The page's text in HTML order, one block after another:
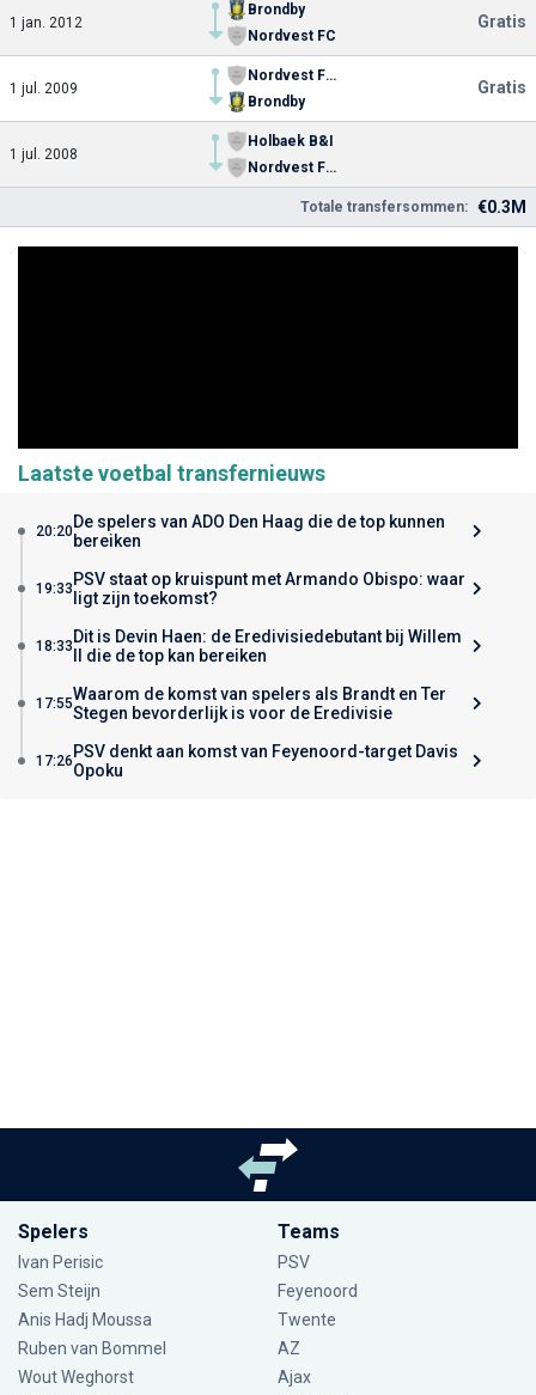
1 jan. 2012
Brondby
Nordvest FC
Gratis
1 jul. 2009
Nordvest FC U19
Brondby
Gratis
1 jul. 2008
Holbaek B&I
Nordvest FC U19
Totale transfersommen: €0.3M
Laatste voetbal transfernieuws
20:20De spelers van ADO Den Haag die de top kunnen
bereiken
19:33 PSV staat op kruispunt met Armando Obispo: waar
ligt zijn toekomst?
18:33 Dit is Devin Haen: de Eredivisiedebutant bij Willem
II die de top kan bereiken
17:55Waarom de komst van spelers als Brandt en Ter
Stegen bevorderlijk is voor de Eredivisie
17:26 PSV denkt aan komst van Feyenoord-target Davis
Opoku
Spelers
Ivan Perisic
Sem Steijn
Anis Hadj Moussa
Ruben van Bommel
Wout Weghorst
Teams
PSV
Feyenoord
Twente
AZ
Ajax